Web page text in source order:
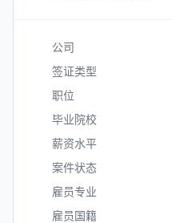
公司
签证类型
职位
毕业院校
薪资水平
案件状态
雇员专业
雇员国籍